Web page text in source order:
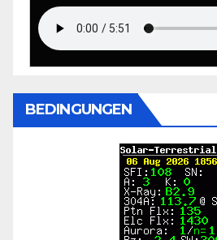
BEDINGUNGEN